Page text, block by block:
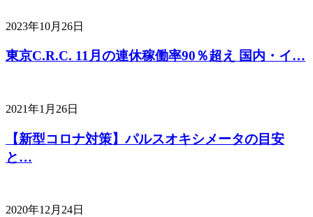
2023年10月26日
東京C.R.C. 11月の連休稼働率90％超え 国内・イ…
2021年1月26日
【新型コロナ対策】パルスオキシメータの目安
と…
2020年12月24日